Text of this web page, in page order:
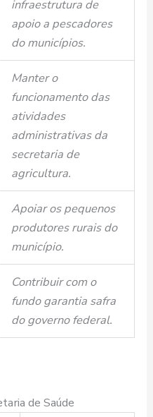
infraestrutura de
apoio a pescadores
do municípios.
Manter o
funcionamento das
atividades
administrativas da
secretaria de
agricultura.
Apoiar os pequenos
produtores rurais do
município.
Contribuir com o
fundo garantia safra
do governo federal.
de Saúde